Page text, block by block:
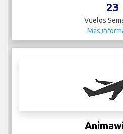
23
Vuelos
Más